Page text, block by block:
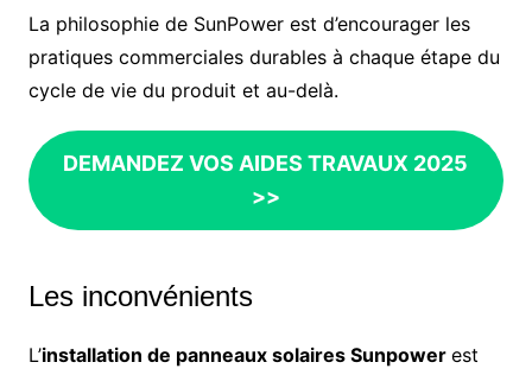
La philosophie de SunPower est d’encourager les
pratiques commerciales durables à chaque étape du
cycle de vie du produit et au-delà.
DEMANDEZ VOS AIDES TRAVAUX 2025
>>
Les inconvénients
L’installation de panneaux solaires Sunpower est